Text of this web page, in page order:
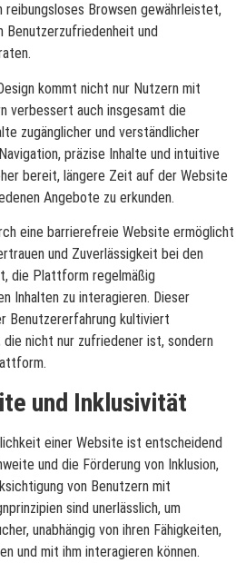
reibungsloses Browsen gewährleistet,
und
kommt nicht nur Nutzern mit
verbessert auch insgesamt die
zugänglicher und verständlicher
präzise Inhalte und intuitive
bereit, längere Zeit auf der Website
Angebote zu erkunden.
eine barrierefreie Website ermöglicht
und Zuverlässigkeit bei den
die Plattform regelmäßig
Inhalten zu interagieren. Dieser
Benutzererfahrung kultiviert
nicht nur zufriedener ist, sondern
und Inklusivität
einer Website ist entscheidend
und die Förderung von Inklusion,
von Benutzern mit
sind unerlässlich, um
unabhängig von ihren Fähigkeiten,
und mit ihm interagieren können.